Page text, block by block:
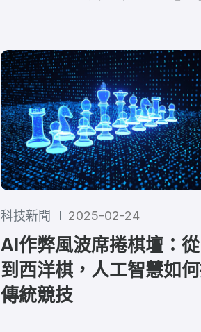
科技新聞 2025-02-24
AI作弊風波席捲棋壇：
到西洋棋，人工智慧如
傳統競技